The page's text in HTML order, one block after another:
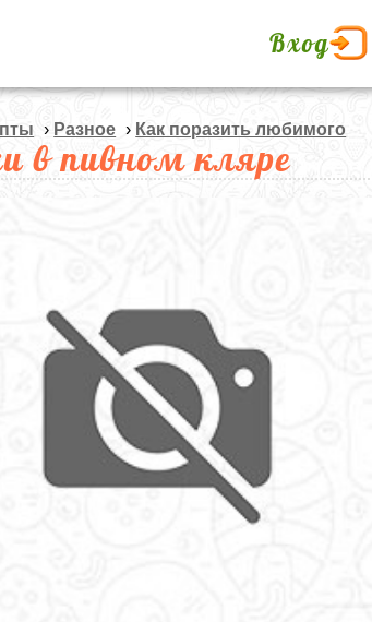
Вход
› Разное › Как поразить любимого
в пивном кляре